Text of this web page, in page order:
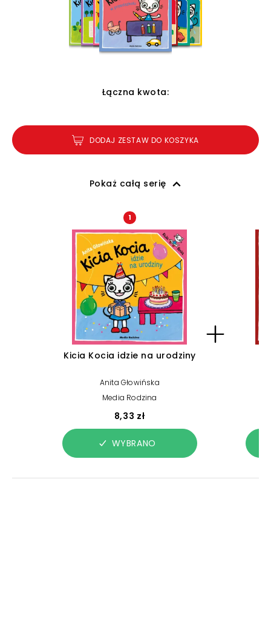
Łączna kwota:
DODAJ ZESTAW DO KOSZYKA
Pokaż całą serię
1
Kicia Kocia idzie na urodziny
Anita Głowińska
Media Rodzina
8,33 zł
WYBRANO